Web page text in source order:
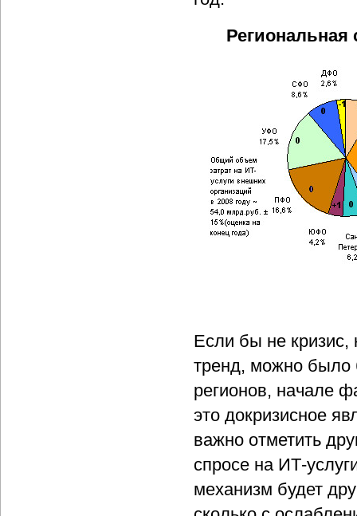
Региональная
Если бы не кризис,
тренд, можно было
регионов, начале
это докризисное
важно отметить
спросе на ИТ-
механизм будет